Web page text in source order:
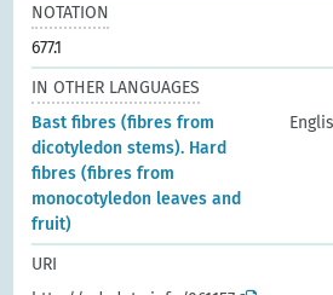
NOTATION
677.1
IN OTHER LANGUAGES
Bast fibres (fibres from
dicotyledon stems). Hard
fibres (fibres from
monocotyledon leaves and
fruit)
URI